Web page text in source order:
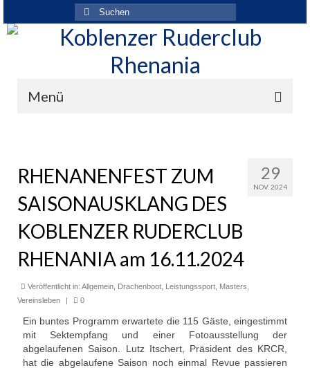
Suchen
nach:
Menü
Vereinskleidung
Unser Angebot
Leistungssport
29
NOV. 2024
RHENANENFEST ZUM
SAISONAUSKLANG DES
KOBLENZER RUDERCLUB
RHENANIA am 16.11.2024
Veröffentlicht in: Allgemein Drachenboot Leistungssport Masters
Vereinsleben
| 0
Ein buntes Programm erwartete die 115 Gäste, eingestimmt
mit Sektempfang und einer Fotoausstellung der
abgelaufenen Saison. Lutz Itschert, Präsident des KRCR,
hat die abgelaufene Saison noch einmal Revue passieren